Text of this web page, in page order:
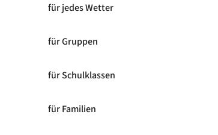
für jedes Wetter
für Gruppen
für Schulklassen
für Familien